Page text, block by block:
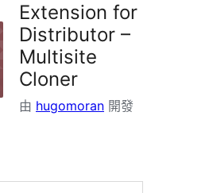
Extension for
Distributor –
Multisite
Cloner
由 hugomoran 開發